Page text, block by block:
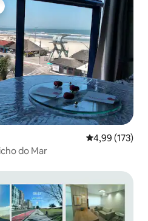
4,99 af 5 í
4,99 (173)
do Mar